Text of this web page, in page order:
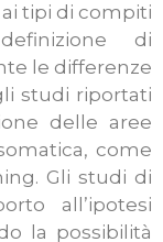
tipi di compiti
di
le differenze
studi riportati
delle aree
come
Gli studi di
all’ipotesi
la possibilità